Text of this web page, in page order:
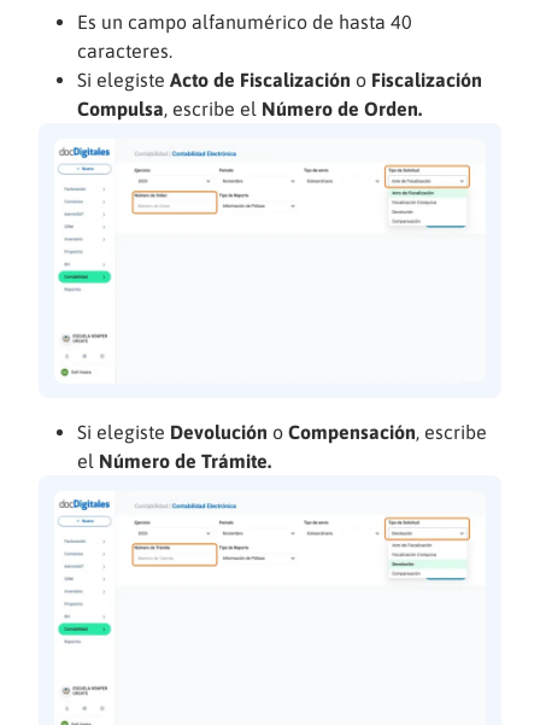
Es un campo alfanumérico de hasta 40
caracteres.
Si elegiste Acto de Fiscalización o Fiscalización
Compulsa, escribe el Número de Orden.
Si elegiste Devolución o Compensación, escribe
el Número de Trámite.